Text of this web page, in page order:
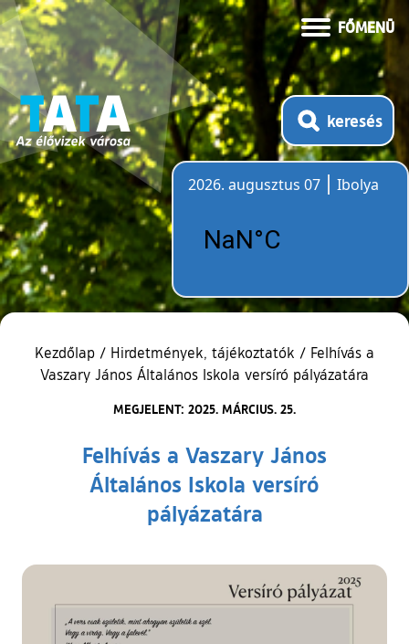
FŐMENÜ
keresés
2026. augusztus 07
Ibolya
Kezdőlap / Hirdetmények, tájékoztatók / Felhívás a
Vaszary János Általános Iskola versíró pályázatára
MEGJELENT: 2025. MÁRCIUS. 25.
Felhívás a Vaszary János
Általános Iskola versíró
pályázatára